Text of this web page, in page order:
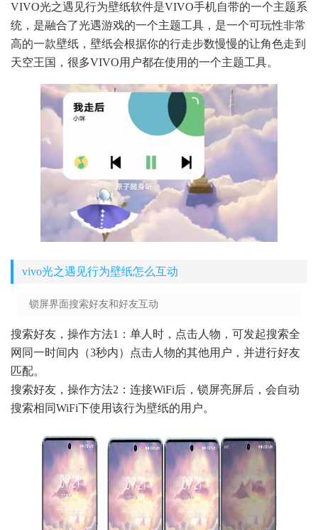
VIVO光之遇见行为壁纸软件是VIVO手机自带的一个主题系
统，是融合了光遇游戏的一个主题工具，是一个可玩性非常
高的一款壁纸，壁纸会根据你的行走步数慢慢的让角色走到
天空王国，很多VIVO用户都在使用的一个主题工具。
vivo光之遇见行为壁纸怎么互动
锁屏界面搜索好友和好友互动
搜索好友，操作方法1：单人时，点击人物，可发起搜索全
网同一时间内（3秒内）点击人物的其他用户，并进行好友
匹配。
搜索好友，操作方法2：连接WiFi后，锁屏亮屏后，会自动
搜索相同WiFi下使用该行为壁纸的用户。